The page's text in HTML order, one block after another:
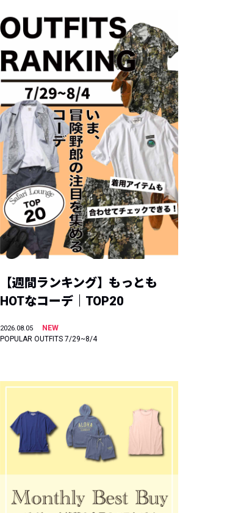
【週間ランキング】もっとも
HOTなコーデ｜TOP20
2026.08.05
NEW
POPULAR OUTFITS 7/29~8/4